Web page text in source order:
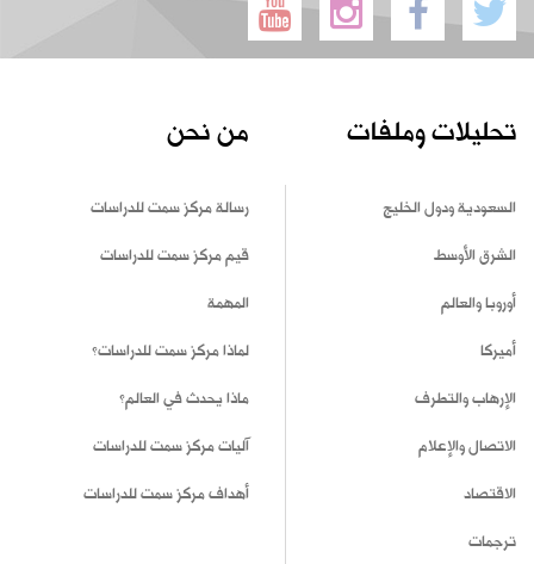
تحليلات وملفات
السعودية ودول الخليج
الشرق الأوسط
أوروبا والعالم
أميركا
الإرهاب والتطرف
الاتصال والإعلام
الاقتصاد
ترجمات
من نحن
رسالة مركز سمت للدراسات
قيم مركز سمت للدراسات
المهمة
لماذا مركز سمت للدراسات؟
ماذا يحدث في العالم؟
آليات مركز سمت للدراسات
أهداف مركز سمت للدراسات